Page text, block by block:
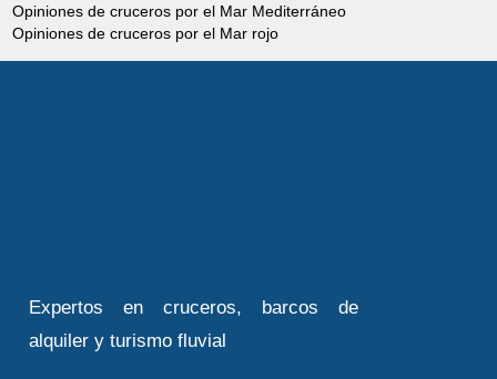
Opiniones de cruceros por el Mar Mediterráneo
Opiniones de cruceros por el Mar rojo
Expertos en cruceros, barcos de
alquiler y turismo fluvial